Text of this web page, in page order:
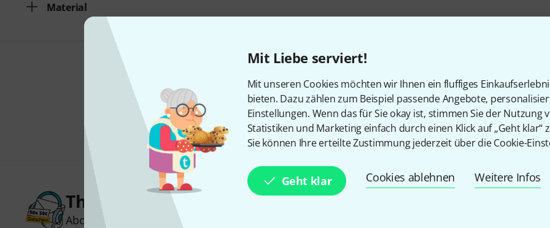
Mit Liebe serviert!
Mit unseren Cookies möchten wir Ihnen ein fluffiges
bieten. Dazu zählen zum Beispiel passende Angebote,
Einstellungen. Wenn das für Sie okay ist, stimmen Sie der Nutzung
Statistiken und Marketing einfach durch einen Klick auf „Geht klar“
Sie können Ihre erteilte Zustimmung jederzeit über die Cookie-
Geht klar Cookies ablehnen Weitere Infos
Material
Teilen Hilfe & Feedback
Thomann Newsletter
Abonniere den Thomann Newsletter und gewinne mit etwas Glück